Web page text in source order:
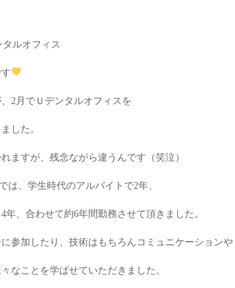
タルオフィス
2 月でＵデンタルオフィスを
した。
ますが、残念ながら違うんです（笑泣）
は、学生時代のアルバイトで2年、
4年、合わせて約6年間勤務させて頂きました。
参加したり、技術はもちろんコミュニケーションや
なことを学ばせていただきました。